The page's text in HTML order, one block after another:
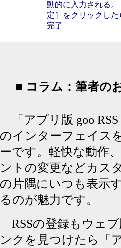
動的に入力される。
定］をクリックした
完了
■ コラム：筆者の
「アプリ版 goo
のインターフェイス
ーです。軽快な動作
ントの変更などカス
の片隅にいつも表示
るのが魅力です。
RSSの登録もウェ
ンクを見つけたら「